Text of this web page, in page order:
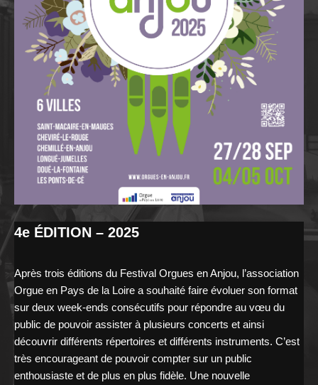
4e ÉDITION – 2025
Après trois éditions du Festival Orgues en Anjou, l’association
Orgue en Pays de la Loire a souhaité faire évoluer son format
sur deux week-ends consécutifs pour répondre au vœu du
public de pouvoir assister à plusieurs concerts et ainsi
découvrir différents répertoires et différents instruments. C’est
très encourageant de pouvoir compter sur un public
enthousiaste et de plus en plus fidèle. Une nouvelle